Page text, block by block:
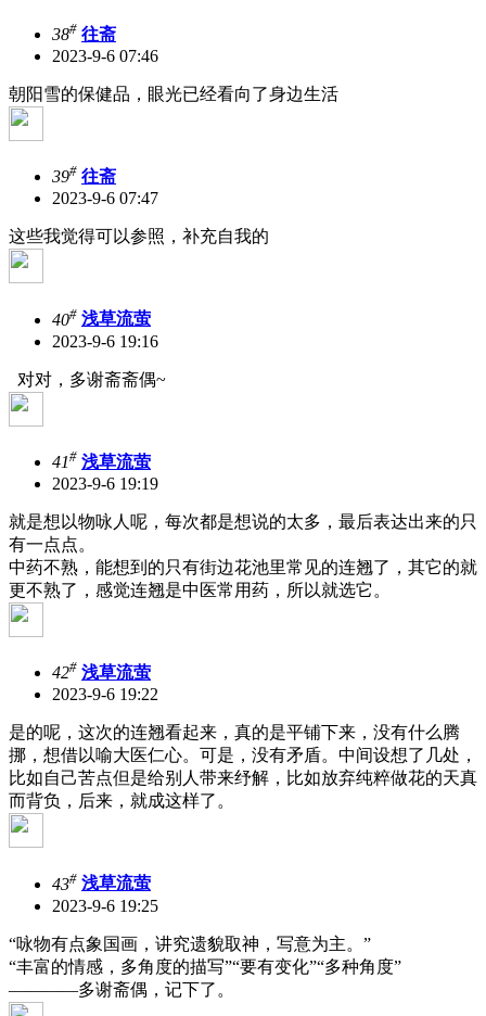
38# 往斋
2023-9-6 07:46
朝阳雪的保健品，眼光已经看向了身边生活
39# 往斋
2023-9-6 07:47
这些我觉得可以参照，补充自我的
40# 浅草流萤
2023-9-6 19:16
对对，多谢斋斋偶~
41# 浅草流萤
2023-9-6 19:19
就是想以物咏人呢，每次都是想说的太多，最后表达出来的只
有一点点。
中药不熟，能想到的只有街边花池里常见的连翘了，其它的就
更不熟了，感觉连翘是中医常用药，所以就选它。
42# 浅草流萤
2023-9-6 19:22
是的呢，这次的连翘看起来，真的是平铺下来，没有什么腾
挪，想借以喻大医仁心。可是，没有矛盾。中间设想了几处，
比如自己苦点但是给别人带来纾解，比如放弃纯粹做花的天真
而背负，后来，就成这样了。
43# 浅草流萤
2023-9-6 19:25
“咏物有点象国画，讲究遗貌取神，写意为主。”
“丰富的情感，多角度的描写”“要有变化”“多种角度”
————多谢斋偶，记下了。